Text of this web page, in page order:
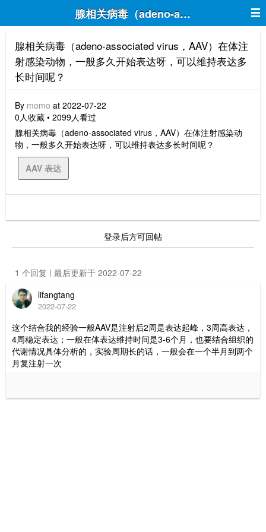
腺相关病毒（adeno-associated virus
腺相关病毒（adeno-associated virus，AAV）在体注
射感染动物，一般多久开始表达呀，可以维持表达多
长时间呢？
By momo at 2022-07-22
0人收藏 • 2099人看过
腺相关病毒（adeno-associated virus，AAV）在体注射感染动
物，一般多久开始表达呀，可以维持表达多长时间呢？
AAV 表达
登录后方可回帖
1 个回复 | 最后更新于 2022-07-22
lifangtang
2022-07-22
这个结合我的经验一般AAV是注射后2周是表达起峰，3周高表达，
4周稳定表达；一般在体表达维持时间是3-6个月，也要结合组织的
代谢情况具体分析的，实验周期长的话，一般会在一个半月到两个
月复注射一次